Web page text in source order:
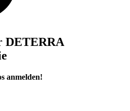
DETERRA
anmelden!